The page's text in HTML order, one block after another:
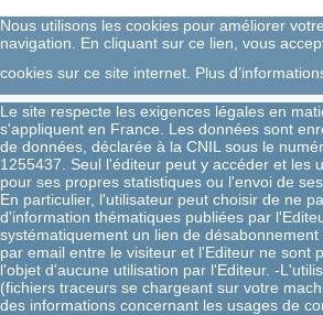
Nous utilisons les cookies pour améliorer
navigation. En cliquant sur ce lien, vous
cookies sur ce site internet. Plus
Le site respecte les exigences légales en
s'appliquent en France. Les données sont
de données, déclarée à la CNIL sous le
1255437. Seul l'éditeur peut y accéder et les
pour ses propres statistiques ou l'envoi de
En particulier, l'utilisateur peut choisir de ne
d'information thématiques publiées par
systématiquement un lien de
par email entre le visiteur et l'Editeur ne sont
l'objet d'aucune utilisation par l'Editeur. -
(fichiers traceurs se chargeant sur votre
des informations concernant les usages de